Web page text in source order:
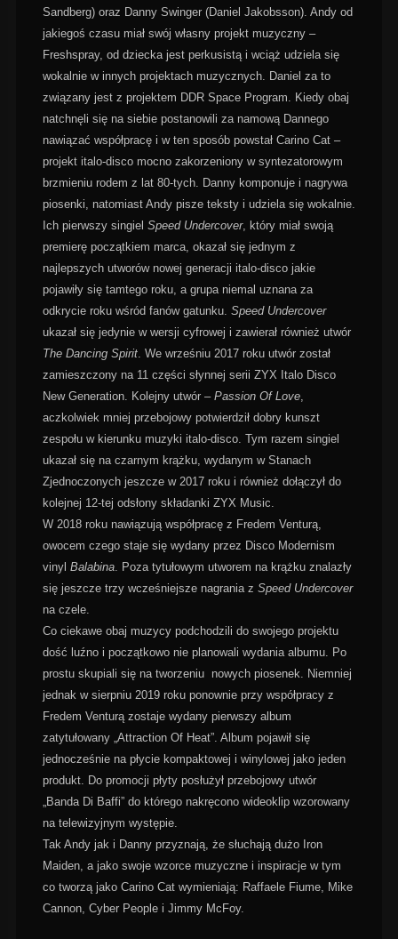
Sandberg) oraz Danny Swinger (Daniel Jakobsson). Andy od
jakiegoś czasu miał swój własny projekt muzyczny –
Freshspray, od dziecka jest perkusistą i wciąż udziela się
wokalnie w innych projektach muzycznych. Daniel za to
związany jest z projektem DDR Space Program. Kiedy obaj
natchnęli się na siebie postanowili za namową Dannego
nawiązać współpracę i w ten sposób powstał Carino Cat –
projekt italo-disco mocno zakorzeniony w syntezatorowym
brzmieniu rodem z lat 80-tych. Danny komponuje i nagrywa
piosenki, natomiast Andy pisze teksty i udziela się wokalnie.
Ich pierwszy singiel Speed Undercover, który miał swoją
premierę początkiem marca, okazał się jednym z
najlepszych utworów nowej generacji italo-disco jakie
pojawiły się tamtego roku, a grupa niemal uznana za
odkrycie roku wśród fanów gatunku. Speed Undercover
ukazał się jedynie w wersji cyfrowej i zawierał również utwór
The Dancing Spirit. We wrześniu 2017 roku utwór został
zamieszczony na 11 części słynnej serii ZYX Italo Disco
New Generation. Kolejny utwór – Passion Of Love,
aczkolwiek mniej przebojowy potwierdził dobry kunszt
zespołu w kierunku muzyki italo-disco. Tym razem singiel
ukazał się na czarnym krążku, wydanym w Stanach
Zjednoczonych jeszcze w 2017 roku i również dołączył do
kolejnej 12-tej odsłony składanki ZYX Music.
W 2018 roku nawiązują współpracę z Fredem Venturą,
owocem czego staje się wydany przez Disco Modernism
vinyl Balabina. Poza tytułowym utworem na krążku znalazły
się jeszcze trzy wcześniejsze nagrania z Speed Undercover
na czele.
Co ciekawe obaj muzycy podchodzili do swojego projektu
dość luźno i początkowo nie planowali wydania albumu. Po
prostu skupiali się na tworzeniu nowych piosenek. Niemniej
jednak w sierpniu 2019 roku ponownie przy współpracy z
Fredem Venturą zostaje wydany pierwszy album
zatytułowany „Attraction Of Heat”. Album pojawił się
jednocześnie na płycie kompaktowej i winylowej jako jeden
produkt. Do promocji płyty posłużył przebojowy utwór
„Banda Di Baffi” do którego nakręcono wideoklip wzorowany
na telewizyjnym występie.
Tak Andy jak i Danny przyznają, że słuchają dużo Iron
Maiden, a jako swoje wzorce muzyczne i inspiracje w tym
co tworzą jako Carino Cat wymieniają: Raffaele Fiume, Mike
Cannon, Cyber People i Jimmy McFoy.